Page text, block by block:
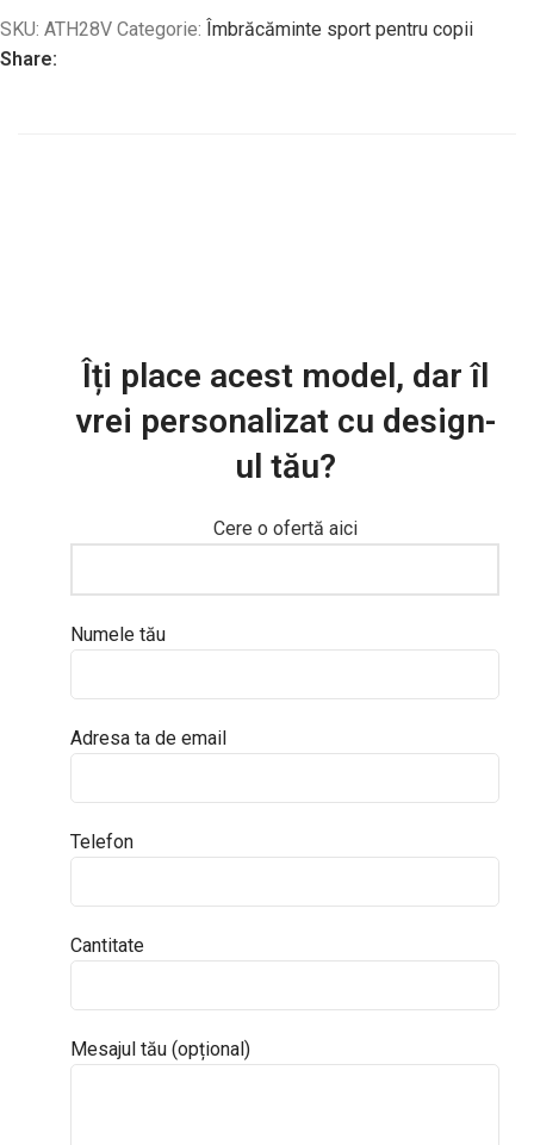
SKU: ATH28V Categorie: Îmbrăcăminte sport pentru copii
Share:
Îți place acest model, dar îl
vrei personalizat cu design-
ul tău?
Cere o ofertă aici
Numele tău
Adresa ta de email
Telefon
Cantitate
Mesajul tău (opțional)